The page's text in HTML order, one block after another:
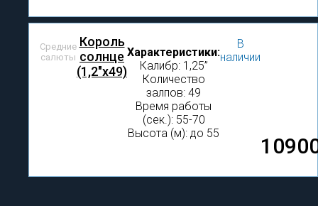
Средние
салюты
Король
солнце
(1,2"х49)
Характеристики:
Калибр: 1,25”
Количество
залпов: 49
Время работы
(сек.): 55-70
Высота (м): до 55
В
наличии